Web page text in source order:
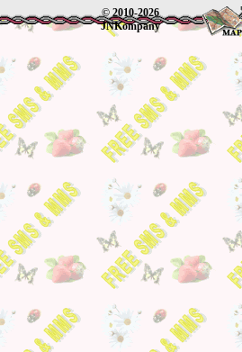
© 2010-2026
JNKompany